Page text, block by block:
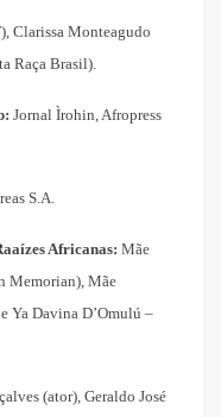
Clarissa Monteagudo
Raça Brasil).
Jornal Ìrohin, Afropress
S.A.
Africanas:Mãe
Memorian), Mãe
Ya Davina D’Omulú –
(ator), Geraldo José